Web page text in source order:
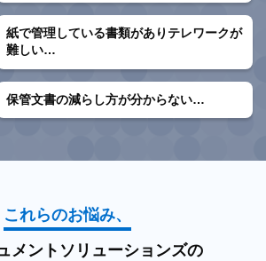
紙で管理している書類があり テレワークが
難しい…
保管文書の減らし方が分からない…
これらのお悩み、
メントソリューションズの